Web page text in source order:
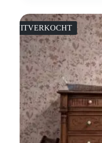
UITVERKOCHT